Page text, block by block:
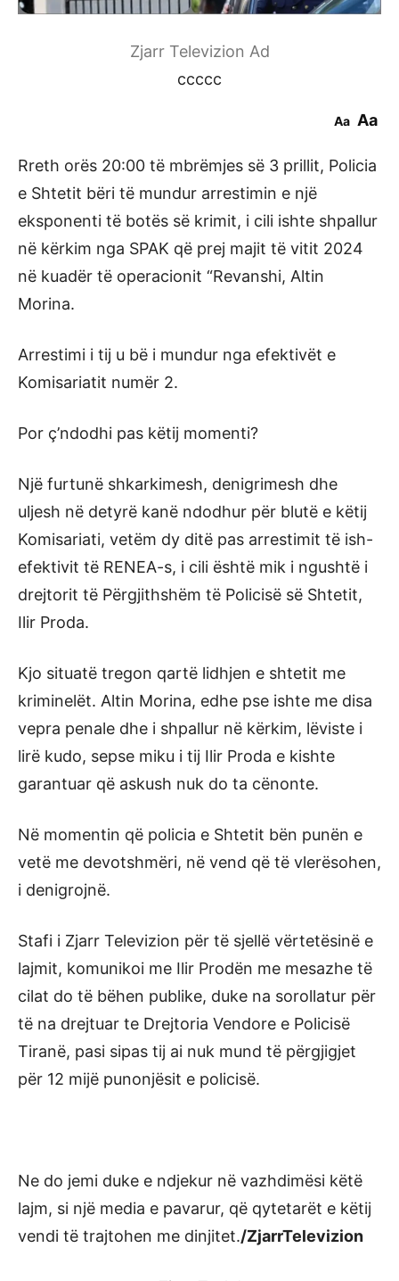
Zjarr Televizion Ad
ccccc
Aa Aa
Rreth orës 20:00 të mbrëmjes së 3 prillit, Policia
e Shtetit bëri të mundur arrestimin e një
eksponenti të botës së krimit, i cili ishte shpallur
në kërkim nga SPAK që prej majit të vitit 2024
në kuadër të operacionit “Revanshi, Altin
Morina.
Arrestimi i tij u bë i mundur nga efektivët e
Komisariatit numër 2.
Por ç’ndodhi pas këtij momenti?
Një furtunë shkarkimesh, denigrimesh dhe
uljesh në detyrë kanë ndodhur për blutë e këtij
Komisariati, vetëm dy ditë pas arrestimit të ish-
efektivit të RENEA-s, i cili është mik i ngushtë i
drejtorit të Përgjithshëm të Policisë së Shtetit,
Ilir Proda.
Kjo situatë tregon qartë lidhjen e shtetit me
kriminelët. Altin Morina, edhe pse ishte me disa
vepra penale dhe i shpallur në kërkim, lëviste i
lirë kudo, sepse miku i tij Ilir Proda e kishte
garantuar që askush nuk do ta cënonte.
Në momentin që policia e Shtetit bën punën e
vetë me devotshmëri, në vend që të vlerësohen,
i denigrojnë.
Stafi i Zjarr Televizion për të sjellë vërtetësinë e
lajmit, komunikoi me Ilir Prodën me mesazhe të
cilat do të bëhen publike, duke na sorollatur për
të na drejtuar te Drejtoria Vendore e Policisë
Tiranë, pasi sipas tij ai nuk mund të përgjigjet
për 12 mijë punonjësit e policisë.
Ne do jemi duke e ndjekur në vazhdimësi këtë
lajm, si një media e pavarur, që qytetarët e këtij
vendi të trajtohen me dinjitet./ZjarrTelevizion